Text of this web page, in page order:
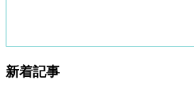
新着記事